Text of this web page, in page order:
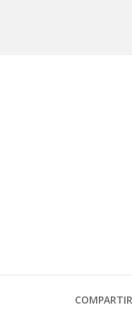
COMPARTIR